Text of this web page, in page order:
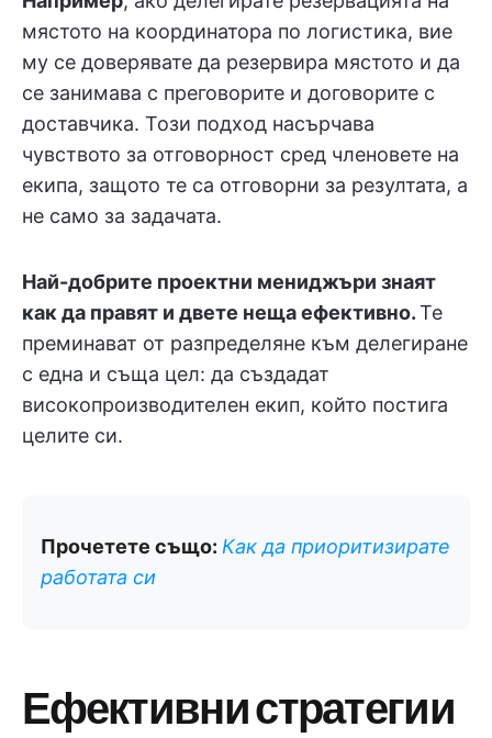
мястото на координатора по логистика, вие
му се доверявате да резервира мястото и да
се занимава с преговорите и договорите с
доставчика. Този подход насърчава
чувството за отговорност сред членовете на
екипа, защото те са отговорни за резултата, а
не само за задачата.
Най-добрите проектни мениджъри знаят
как да правят и двете неща ефективно.Те
преминават от разпределяне към делегиране
с една и съща цел: да създадат
високопроизводителен екип, който постига
целите си.
Прочетете също: Как да приоритизирате
работата си
Ефективни стратегии